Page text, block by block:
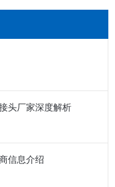
头厂家深度解析
信息介绍